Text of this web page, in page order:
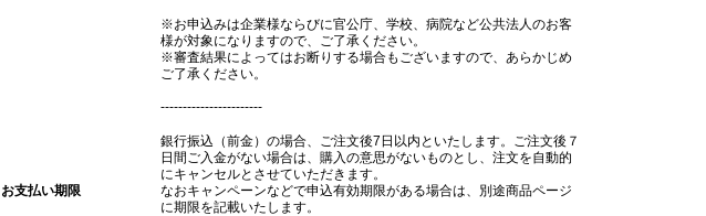
※お申込みは企業様ならびに官公庁、学校、病院など公共法人のお客
様が対象になりますので、ご了承ください。
※審査結果によってはお断りする場合もございますので、あらかじめ
ご了承ください。
-----------------------
お支払い期限
銀行振込（前金）の場合、ご注文後7日以内といたします。ご注文後７
日間ご入金がない場合は、購入の意思がないものとし、注文を自動的
にキャンセルとさせていただきます。
なおキャンペーンなどで申込有効期限がある場合は、別途商品ページ
に期限を記載いたします。